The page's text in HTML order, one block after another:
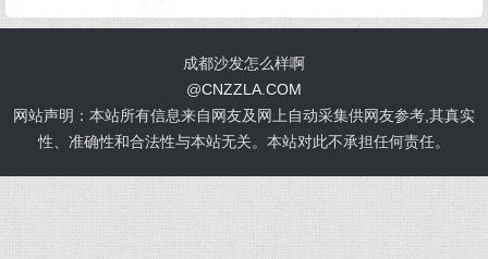
成都沙发怎么样啊
@CNZZLA.COM
网站声明：本站所有信息来自网友及网上自动采集供网友参考,其真实
性、准确性和合法性与本站无关。本站对此不承担任何责任。